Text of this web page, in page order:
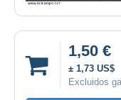
1,50 €
± 1,73 US$
Excluidos